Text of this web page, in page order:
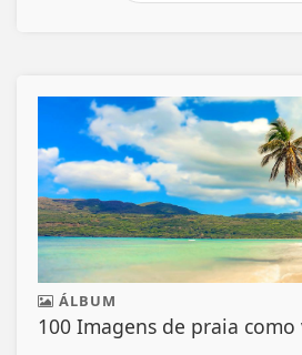
ÁLBUM
100 Imagens de praia